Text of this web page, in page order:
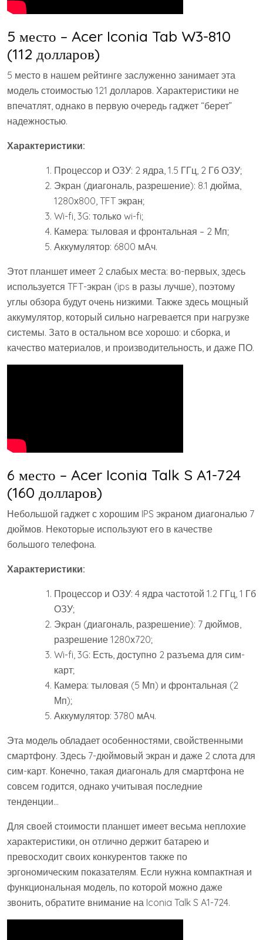
5 место – Acer Iconia Tab W3-810
(112 долларов)
5 место в нашем рейтинге заслуженно занимает эта
модель стоимостью 121 долларов. Характеристики не
впечатлят, однако в первую очередь гаджет “берет”
надежностью.
Характеристики:
Процессор и ОЗУ: 2 ядра, 1.5 ГГц, 2 Гб ОЗУ;
Экран (диагональ, разрешение): 8.1 дюйма,
1280х800, TFT экран;
Wi-fi, 3G: только wi-fi;
Камера: тыловая и фронтальная – 2 Мп;
Аккумулятор: 6800 мАч.
Этот планшет имеет 2 слабых места: во-первых, здесь
используется TFT-экран (ips в разы лучше), поэтому
углы обзора будут очень низкими. Также здесь мощный
аккумулятор, который сильно нагревается при нагрузке
системы. Зато в остальном все хорошо: и сборка, и
качество материалов, и производительность, и даже ПО.
6 место – Acer Iconia Talk S A1-724
(160 долларов)
Небольшой гаджет с хорошим IPS экраном диагональю 7
дюймов. Некоторые используют его в качестве
большого телефона.
Характеристики:
Процессор и ОЗУ: 4 ядра частотой 1.2 ГГц, 1 Гб
ОЗУ;
Экран (диагональ, разрешение): 7 дюймов,
разрешение 1280х720;
Wi-fi, 3G: Есть, доступно 2 разъема для сим-
карт;
Камера: тыловая (5 Мп) и фронтальная (2
Мп);
Аккумулятор: 3780 мАч.
Эта модель обладает особенностями, свойственными
смартфону. Здесь 7-дюймовый экран и даже 2 слота для
сим-карт. Конечно, такая диагональ для смартфона не
совсем годится, однако учитывая последние
тенденции…
Для своей стоимости планшет имеет весьма неплохие
характеристики, он отлично держит батарею и
превосходит своих конкурентов также по
эргономическим показателям. Если нужна компактная и
функциональная модель, по которой можно даже
звонить, обратите внимание на Iconia Talk S A1-724.